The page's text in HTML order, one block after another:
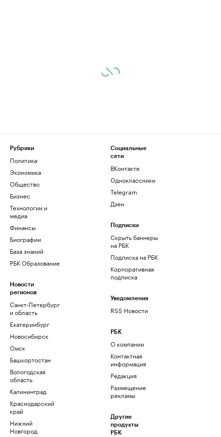
Рубрики
Политика
Экономика
Общество
Бизнес
Технологии и
медиа
Финансы
Биографии
База знаний
РБК Образование
Новости
регионов
Санкт-Петербург
и область
Екатеринбург
Новосибирск
Омск
Башкортостан
Вологодская
область
Калининград
Краснодарский
край
Нижний
Новгород
Социальные
сети
ВКонтакте
Одноклассники
Telegram
Дзен
Подписки
Скрыть баннеры
на РБК
Подписка на РБК
Корпоративная
подписка
Уведомления
RSS Новости
РБК
О компании
Контактная
информация
Редакция
Размещение
рекламы
Другие
продукты
РБК